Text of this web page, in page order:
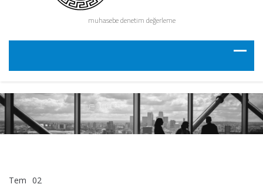
muhasebe denetim değerleme
Tem 02